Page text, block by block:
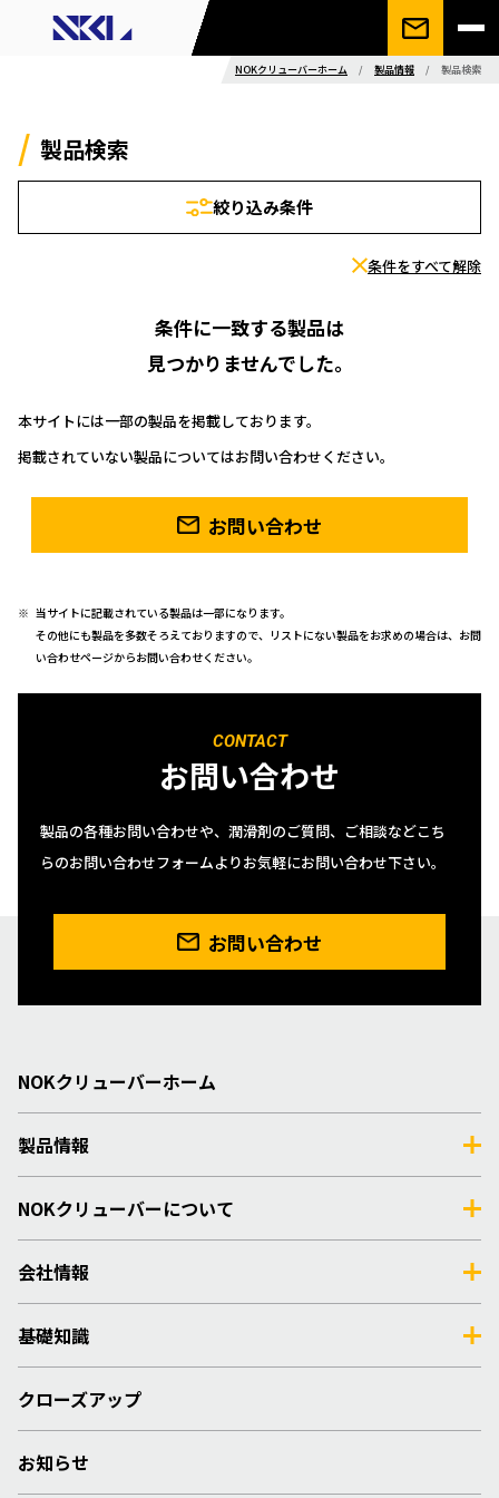
NOKクリューバーホーム / 製品情報 / 製品検索
製品検索
絞り込み条件
条件をすべて解除
条件に一致する製品は
見つかりませんでした。
本サイトには一部の製品を掲載しております。
掲載されていない製品についてはお問い合わせください。
お問い合わせ
当サイトに記載されている製品は一部になります。
その他にも製品を多数そろえておりますので、リストにない製品をお求めの場合は、お問
い合わせページからお問い合わせください。
CONTACT
お問い合わせ
製品の各種お問い合わせや、潤滑剤のご質問、ご相談などこち
らのお問い合わせフォームよりお気軽にお問い合わせ下さい。
お問い合わせ
NOKクリューバーホーム
製品情報
NOKクリューバーについて
会社情報
基礎知識
クローズアップ
お知らせ